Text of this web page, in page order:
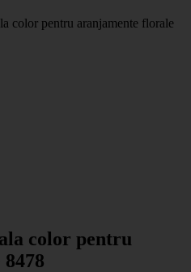
color pentru